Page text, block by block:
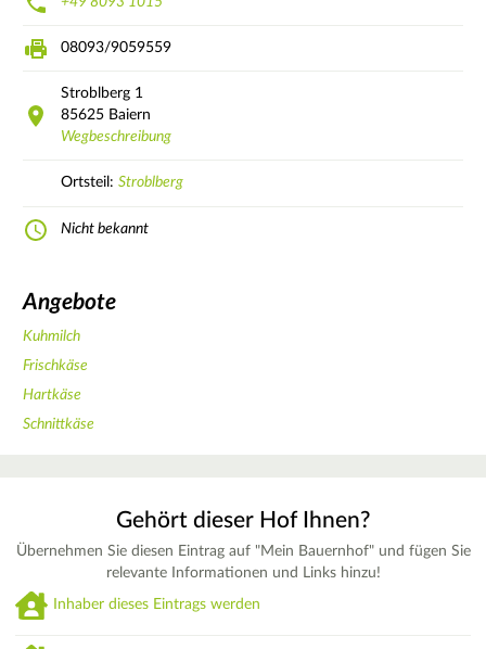
08093/9059559
Stroblberg 1
85625 Baiern
Wegbeschreibung
Ortsteil: Stroblberg
Nicht bekannt
Angebote
Kuhmilch
Frischkäse
Hartkäse
Schnittkäse
Gehört dieser Hof Ihnen?
Übernehmen Sie diesen Eintrag auf "Mein Bauernhof" und fügen Sie
relevante Informationen und Links hinzu!
Inhaber dieses Eintrags werden